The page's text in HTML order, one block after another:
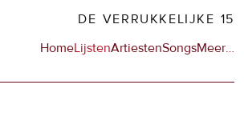
DE VERRUKKELIJKE 15
HomeLijstenArtiestenSongsMeerop
…